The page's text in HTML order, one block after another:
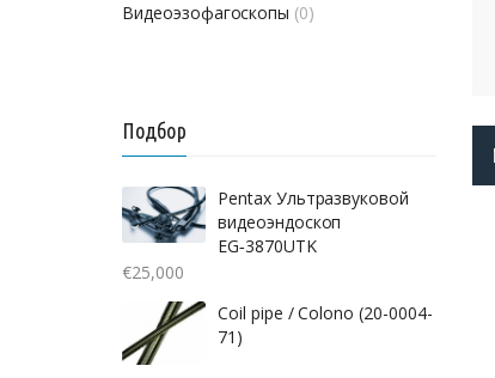
Видеоэзофагоскопы (0)
Подбор
Pentax Ультразвуковой
видеоэндоскоп
EG‑3870UTK
€25,000
Coil pipe / Colono (20-0004-
71)